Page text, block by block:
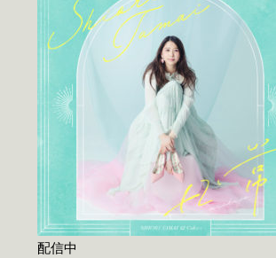
配信中